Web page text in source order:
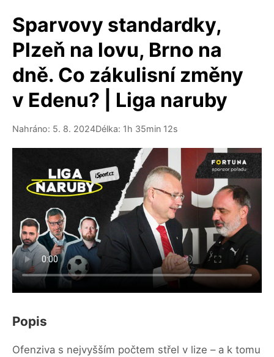
Sparvovy standardky,
Plzeň na lovu, Brno na
dně. Co zákulisní změny
v Edenu? | Liga naruby
Nahráno: 5. 8. 2024Délka: 1h 35min 12s
Popis
Ofenziva s nejvyšším počtem střel v lize – a k tomu